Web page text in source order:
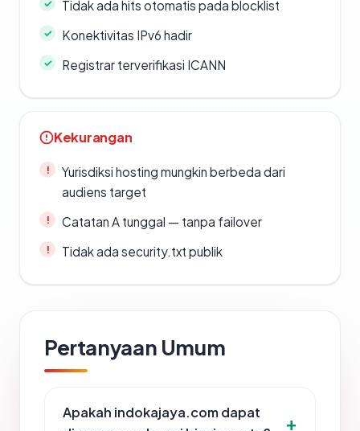
Tidak ada hits otomatis pada blocklist
Konektivitas IPv6 hadir
Registrar terverifikasi ICANN
Kekurangan
Yurisdiksi hosting mungkin berbeda dari
audiens target
Catatan A tunggal — tanpa failover
Tidak ada security.txt publik
Pertanyaan Umum
Apakah indokajaya.com dapat